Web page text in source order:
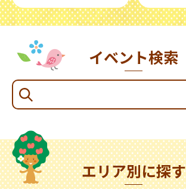
イベント検索
エリア別に探す